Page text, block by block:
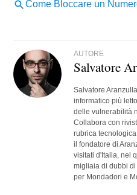
AUTORE
Salvatore
Salvatore
informatico più
delle vulnerabilità
Collabora con
rubrica
il fondatore di
visitati d'Italia, nel
migliaia di dubbi
per Mondadori e